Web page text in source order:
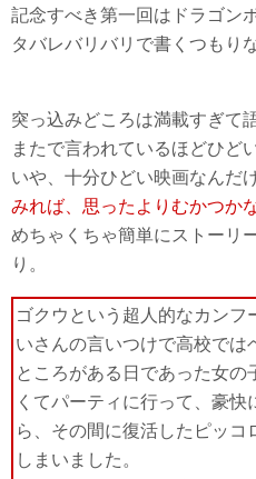
記念すべき第一回はドラゴン
タバレバリバリで書くつもり
突っ込みどころは満載すぎて
またで言われているほどひど
いや、十分ひどい映画なんだ
みれば、思ったよりむかつかな
めちゃくちゃ簡単にストーリ
り。
ゴクウという超人的なカンフ
いさんの言いつけで高校では
ところがある日であった女の
くてパーティに行って、豪
ら、その間に復活したピッコ
しまいました。